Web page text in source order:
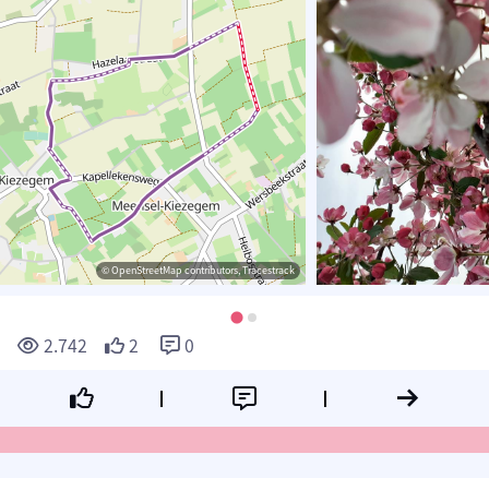
© OpenStreetMap contributors, Tracestrack
2.742 2 0